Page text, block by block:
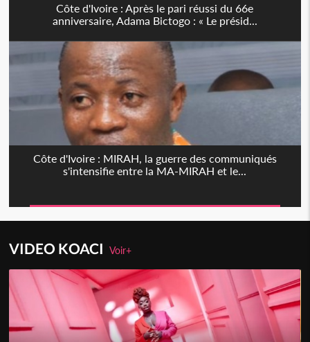
Côte d'Ivoire : Après le pari réussi du 66e
anniversaire, Adama Bictogo : « Le présid...
Côte d'Ivoire : MIRAH, la guerre des communiqués
s'intensifie entre la MA-MIRAH et le...
VIDEO KOACIVoir+